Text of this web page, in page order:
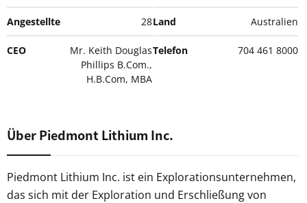
Angestellte 28
CEO
Mr. Keith Douglas
Phillips B.Com.,
H.B.Com, MBA
Land Australien
Telefon 704 461 8000
Über Piedmont Lithium Inc.
Piedmont Lithium Inc. ist ein Explorationsunternehmen,
das sich mit der Exploration und Erschließung von